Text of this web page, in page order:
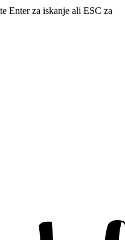
Enter za iskanje ali ESC za